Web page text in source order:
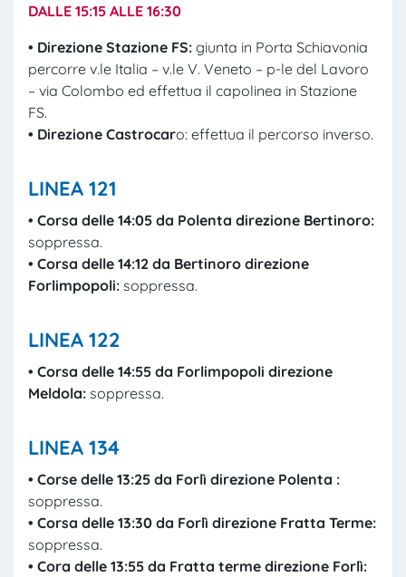
DALLE 15:15 ALLE 16:30
• Direzione Stazione FS: giunta in Porta Schiavonia
percorre v.le Italia – v.le V. Veneto – p-le del Lavoro
– via Colombo ed effettua il capolinea in Stazione
FS.
• Direzione Castrocaro: effettua il percorso inverso.
LINEA 121
• Corsa delle 14:05 da Polenta direzione Bertinoro:
soppressa.
• Corsa delle 14:12 da Bertinoro direzione
Forlimpopoli: soppressa.
LINEA 122
• Corsa delle 14:55 da Forlimpopoli direzione
Meldola: soppressa.
LINEA 134
• Corse delle 13:25 da Forlì direzione Polenta :
soppressa.
• Corsa delle 13:30 da Forlì direzione Fratta Terme:
soppressa.
• Cora delle 13:55 da Fratta terme direzione Forlì: